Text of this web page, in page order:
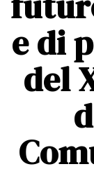
e di
del